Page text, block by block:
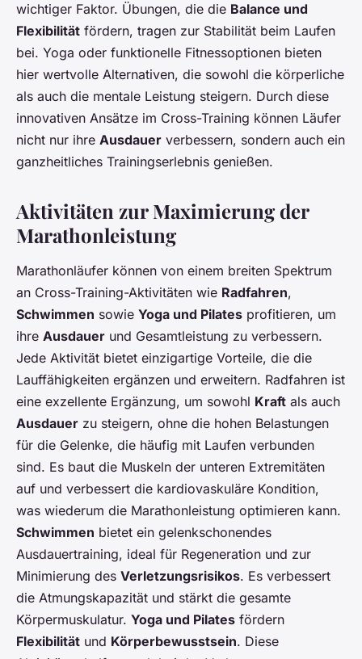
wichtiger Faktor. Übungen, die die Balance und
Flexibilität fördern, tragen zur Stabilität beim Laufen
bei. Yoga oder funktionelle Fitnessoptionen bieten
hier wertvolle Alternativen, die sowohl die körperliche
als auch die mentale Leistung steigern. Durch diese
innovativen Ansätze im Cross-Training können Läufer
nicht nur ihre Ausdauer verbessern, sondern auch ein
ganzheitliches Trainingserlebnis genießen.
Aktivitäten zur Maximierung der
Marathonleistung
Marathonläufer können von einem breiten Spektrum
an Cross-Training-Aktivitäten wie Radfahren,
Schwimmen sowie Yoga und Pilates profitieren, um
ihre Ausdauer und Gesamtleistung zu verbessern.
Jede Aktivität bietet einzigartige Vorteile, die die
Lauffähigkeiten ergänzen und erweitern. Radfahren ist
eine exzellente Ergänzung, um sowohl Kraft als auch
Ausdauer zu steigern, ohne die hohen Belastungen
für die Gelenke, die häufig mit Laufen verbunden
sind. Es baut die Muskeln der unteren Extremitäten
auf und verbessert die kardiovaskuläre Kondition,
was wiederum die Marathonleistung optimieren kann.
Schwimmen bietet ein gelenkschonendes
Ausdauertraining, ideal für Regeneration und zur
Minimierung des Verletzungsrisikos. Es verbessert
die Atmungskapazität und stärkt die gesamte
Körpermuskulatur. Yoga und Pilates fördern
Flexibilität und Körperbewusstsein. Diese